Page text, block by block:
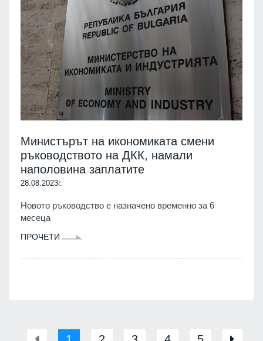
Министърът на икономиката смени
ръководството на ДКК, намали
наполовина заплатите
28.08.2023г.
Новото ръководство е назначено временно за 6
месеца
ПРОЧЕТИ